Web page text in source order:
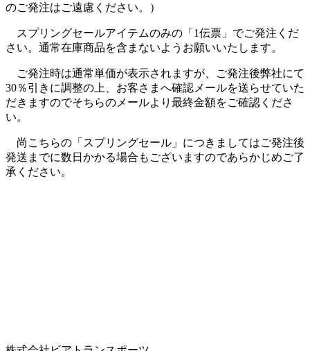
のご発注はご遠慮ください。）
スプリングセールアイテムのみの「1伝票」でご発注くだ
さい。通常在庫商品を含まないようお願いいたします。
ご発注時は通常単価が表示されますが、ご発注後弊社にて
30％引きに調整の上、お客さまへ確認メールを送らせていた
だきますのでそちらのメールより最終金額をご確認くださ
い。
尚こちらの「スプリングセール」につきましてはご発注後
発送までに数日かかる場合もございますのであらかじめご了
承ください。